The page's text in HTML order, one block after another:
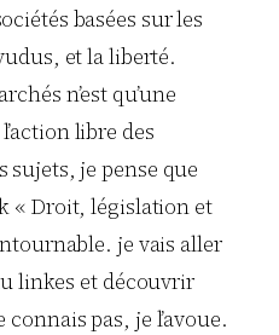
basées sur les
et la liberté.
n’est qu’une
libre des
sujets, je pense que
« Droit, législation et
je vais aller
linkes et découvrir
pas, je l’avoue.